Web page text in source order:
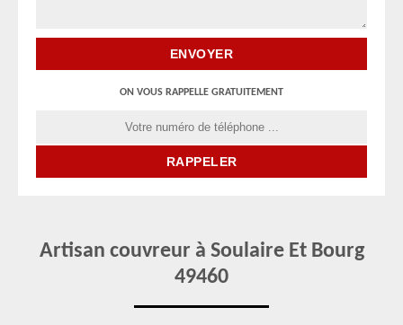
ON VOUS RAPPELLE GRATUITEMENT
Artisan couvreur à Soulaire Et Bourg
49460